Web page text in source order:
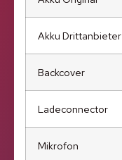
Akku Drittanbieter
Backcover
Ladeconnector
Mikrofon